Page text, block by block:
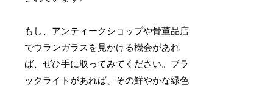
もし、アンティークショップや骨董品店
でウランガラスを見かける機会があれ
ば、ぜひ手に取ってみてください。ブラ
ックライトがあれば、その鮮やかな緑色